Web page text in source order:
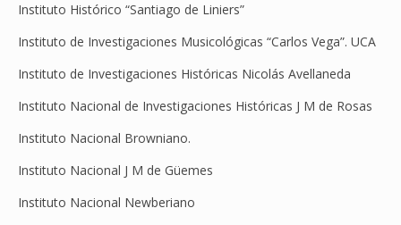
Instituto Histórico “Santiago de Liniers”
Instituto de Investigaciones Musicológicas “Carlos Vega”. UCA
Instituto de Investigaciones Históricas Nicolás Avellaneda
Instituto Nacional de Investigaciones Históricas J M de Rosas
Instituto Nacional Browniano.
Instituto Nacional J M de Güemes
Instituto Nacional Newberiano